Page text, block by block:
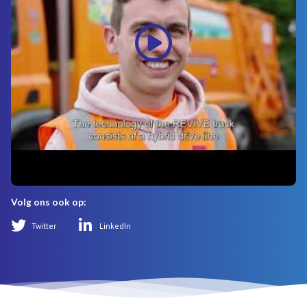
Volg ons ook op:
Twitter LinkedIn